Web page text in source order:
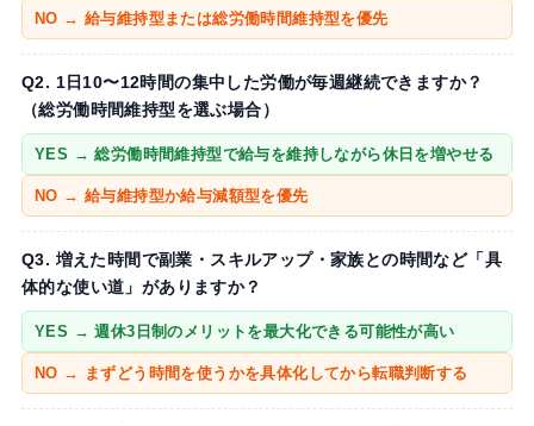
NO → 給与維持型または総労働時間維持型を優先
Q2. 1日10〜12時間の集中した労働が毎週継続できますか？
（総労働時間維持型を選ぶ場合）
YES → 総労働時間維持型で給与を維持しながら休日を増やせる
NO → 給与維持型か給与減額型を優先
Q3. 増えた時間で副業・スキルアップ・家族との時間など「具
体的な使い道」がありますか？
YES → 週休3日制のメリットを最大化できる可能性が高い
NO → まずどう時間を使うかを具体化してから転職判断する